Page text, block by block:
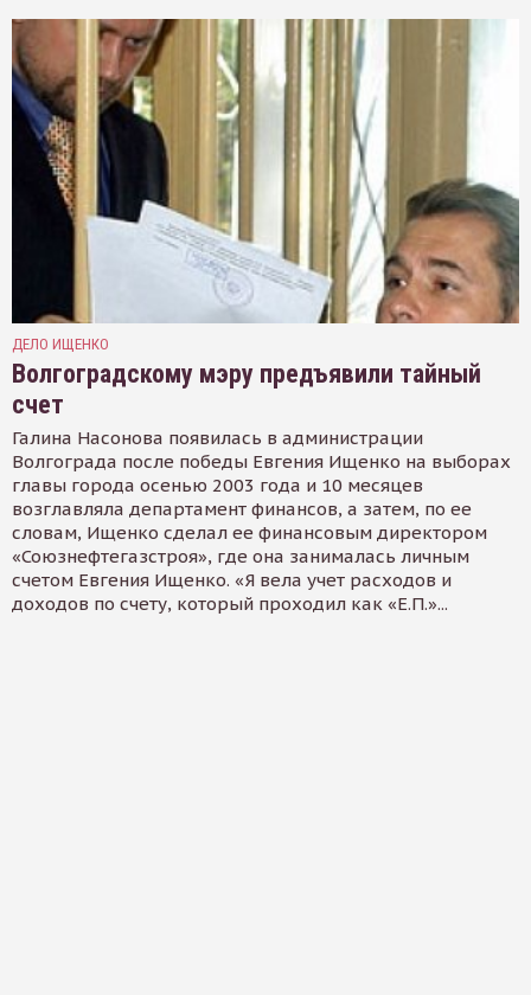
ДЕЛО ИЩЕНКО
Волгоградскому мэру предъявили тайный
счет
Галина Насонова появилась в администрации
Волгограда после победы Евгения Ищенко на выборах
главы города осенью 2003 года и 10 месяцев
возглавляла департамент финансов, а затем, по ее
словам, Ищенко сделал ее финансовым директором
«Союзнефтегазстроя», где она занималась личным
счетом Евгения Ищенко. «Я вела учет расходов и
доходов по счету, который проходил как «Е.П.»...